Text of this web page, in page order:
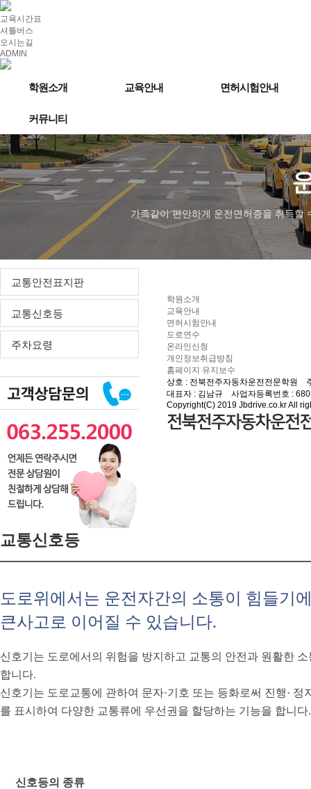
교육시간표
셔틀버스
오시는길
ADMIN
학원소개 교육안내 면허시험안내
커뮤니티
가족같이 편안하게 운전면허증을 취득할
교통안전표지판
교통신호등
주차요령
교통신호등
도로위에서는 운전자간의 소통이 힘들기
큰사고로 이어질 수 있습니다.
신호기는 도로에서의 위험을 방지하고 교통의 안전과 원활한
합니다.
신호기는 도로교통에 관하여 문자·기호 또는 등화로써 진행· 정
를 표시하여 다양한 교통류에 우선권을 할당하는 기능을 합니다.
신호등의 종류
학원소개
교육안내
면허시험안내
도로연수
온라인신청
개인정보취급방침
홈페이지 유지보수
상호 : 전북전주자동차운전전문학원
대표자 : 김남규 사업자등록번호 :
Copyright(C) 2019 Jbdrive.co.kr All